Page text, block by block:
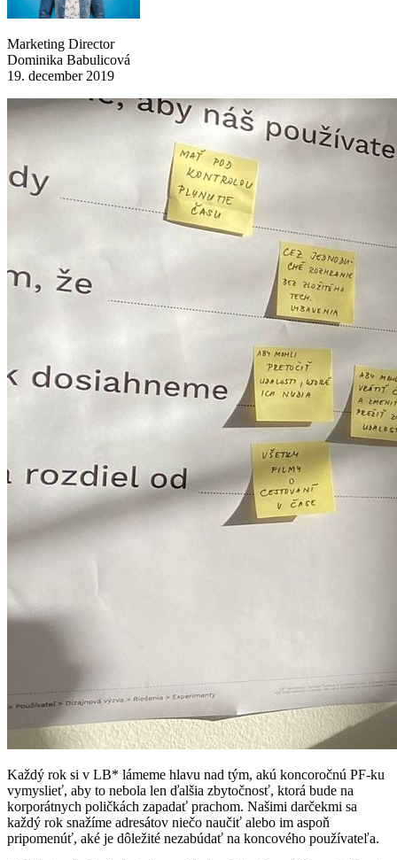
Marketing Director
Dominika Babulicová
19. december 2019
Každý rok si v LB* lámeme hlavu nad tým, akú koncoročnú PF-ku
vymyslieť, aby to nebola len ďalšia zbytočnosť, ktorá bude na
korporátnych poličkách zapadať prachom. Našimi darčekmi sa
každý rok snažíme adresátov niečo naučiť alebo im aspoň
pripomenúť, aké je dôležité nezabúdať na koncového používateľa.